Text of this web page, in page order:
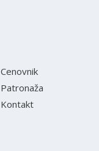
Cenovnik
Patronaža
Kontakt